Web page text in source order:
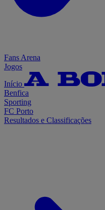
Fans Arena
Jogos
Início
Benfica
Sporting
FC Porto
Resultados e Classificações